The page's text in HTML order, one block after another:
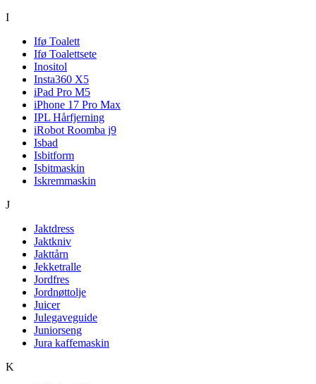
I
Ifø Toalett
Ifø Toalettsete
Inositol
Insta360 X5
iPad Pro M5
iPhone 17 Pro Max
IPL Hårfjerning
iRobot Roomba j9
Isbad
Isbitform
Isbitmaskin
Iskremmaskin
J
Jaktdress
Jaktkniv
Jakttårn
Jekketralle
Jordfres
Jordnøttolje
Juicer
Julegaveguide
Juniorseng
Jura kaffemaskin
K